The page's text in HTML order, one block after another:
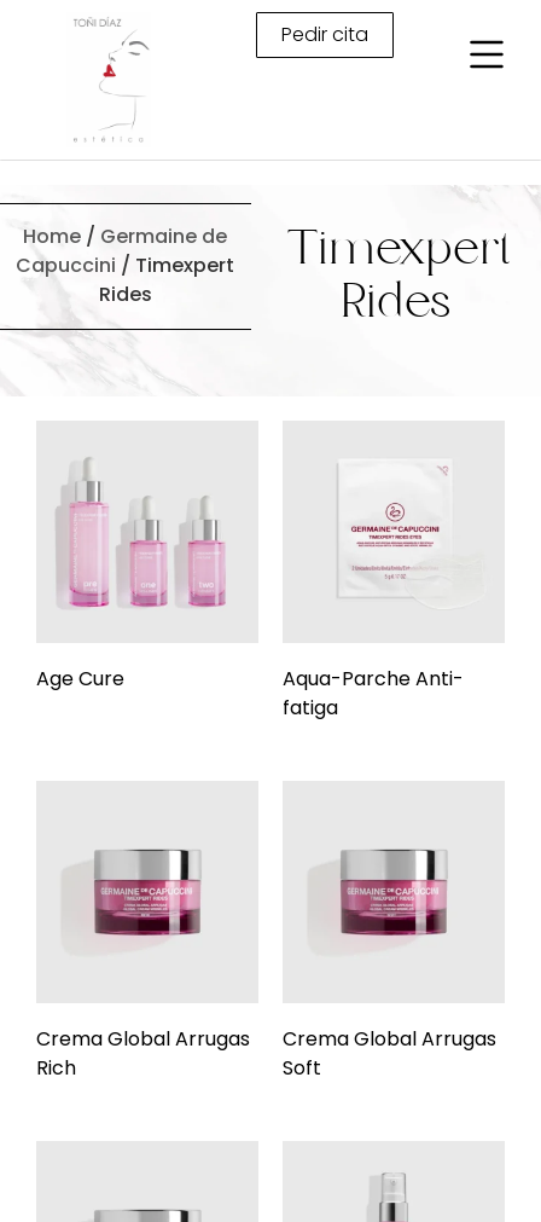
Pedir cita
Home / Germaine de
Capuccini / Timexpert
Rides
Timexpert
Rides
Age Cure
Aqua-Parche Anti-
fatiga
Crema Global Arrugas
Rich
Crema Global Arrugas
Soft